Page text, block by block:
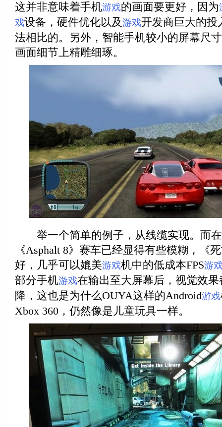
这并非意味着手机游戏的画面要更好，因为
戏设备，硬件优化以及游戏开发商巨大的投
法相比的。另外，智能手机较小的屏幕尺
画面细节上精雕细琢。
举一个简单的例子，从线缆实现。而在
《Asphalt 8》赛车已经显得有些模糊，《
好，几乎可以媲美游戏机中的低成本FPS游
部分手机游戏在输出至大屏幕后，视觉效
降，这也是为什么OUYA这样的Android游戏
Xbox 360，仍然像是儿童玩具一样。